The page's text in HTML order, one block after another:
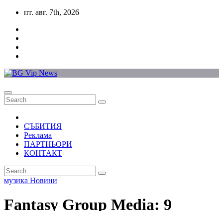
Skip
content
пт. авг. 7th, 2026
СЪБИТИЯ
Реклама
ПАРТНЬОРИ
КОНТАКТ
музика Новини
Fantasy Group Media: 9